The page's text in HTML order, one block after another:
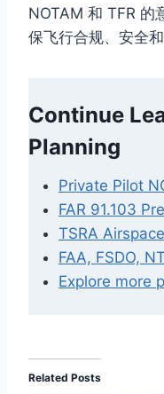
NOTAM 和 TFR 的
保飞行合规、安全
Continue
Planning
Private Pilot
FAR 91.103
TSRA
FAA, FSDO,
Explore more
Related Posts